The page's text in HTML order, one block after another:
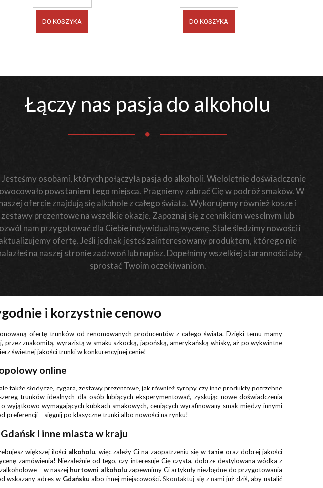
DO KOSZYKA DO KOSZYKA
Łączy nas pasja do alkoholu
Jesteśmy osobami, których połączyła pasja do alkoholi. Wieloletnie doświadczenie
powstaniem tego miejsca. Pragniemy zabrać Cię w podróż smaków. W
naszej ofercie znajdują się alkohole z całego świata. Wykonujemy również kosze i
zestawy prezentowe na wszelkie okazje. Zapoznaj się z cennikiem weselnym lub
nam przygotować dla Ciebie indywidualną wycenę. Stale śledzimy nowości i
aktualizujemy ofertę. Jeśli jednak jesteś zainteresowany produktem, którego nie
na naszej stronie zadzwoń lub napisz. Dopełnimy wszelkiej staranności aby
sprostać Twoim oczekiwaniom.
i korzystnie cenowo
ofertę trunków od renomowanych producentów z całego świata. Dzięki temu mamy
znakomitą, wyrazistą w smaku szkocką, japońską, amerykańską whisky, aż po wykwintne
świetnej jakości trunki w konkurencyjnej cenie!
online
także słodycze, cygara, zestawy prezentowe, jak również syropy czy inne produkty potrzebne
trunków idealnych dla osób lubiących eksperymentować, zyskując nowe doświadczenia
wymagających kubkach smakowych, ceniących wyrafinowany smak między innymi
preferencji – sięgnij po klasyczne trunki albo nowości na rynku!
i inne miasta w kraju
większej ilości alkoholu, więc zależy Ci na zaopatrzeniu się w tanie oraz dobrej jakości
zamówienia! Niezależnie od tego, czy interesuje Cię czysta, dobrze destylowana wódka z
– w naszej hurtowni alkoholu zapewnimy Ci artykuły niezbędne do przygotowania
wskazany adres w Gdańsku albo innej miejscowości.Skontaktuj się z nami już dziś, aby ustalić